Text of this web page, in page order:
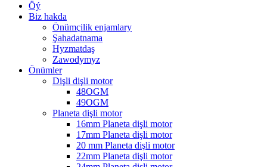
Öý
Biz hakda
Önümçilik enjamlary
Şahadatnama
Hyzmatdaş
Zawodymyz
Önümler
Dişli dişli motor
48OGM
49OGM
Planeta dişli motor
16mm Planeta dişli motor
17mm Planeta dişli motor
20 mm Planeta dişli motor
22mm Planeta dişli motor